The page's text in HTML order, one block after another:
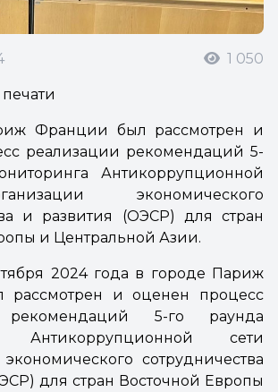
1 050
Франции был рассмотрен и
реализации рекомендаций 5-
Антикоррупционной
экономического
и развития (ОЭСР) для стран
и Центральной Азии.
2024 года в городе Париж
и оценен процесс
рекомендаций 5-го раунда
Антикоррупционной сети
сотрудничества
для стран Восточной Европы